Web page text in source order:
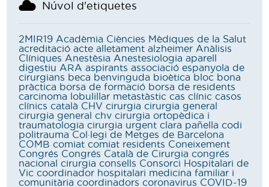
Núvol d'etiquetes
2MIR19 Acadèmia Ciències Mèdiques de la Salut
acreditació acte alletament alzheimer Anàlisis
Clíniques Anestèsia Anestesiologia aparell
digestiu ARA aspirants associació espanyola de
cirurgians beca benvinguda bioètica bloc bona
pràctica borsa de formació borsa de residents
carcinoma lobulillar metastàstic cas clínic casos
clínics català CHV cirurgia cirurgia general
cirurgia general chv cirurgia ortopèdica i
traumatologia cirurgia urgent clara pañella codi
politrauma Col·legi de Metges de Barcelona
COMB comiat comiat residents Coneixement
Congrés Congrés Català de Cirurgia congrés
nacional cirurgia consells Consorci Hospitalari de
Vic coordinador hospitalari medicina familiar i
comunitària coordinadors coronavirus COVID-19